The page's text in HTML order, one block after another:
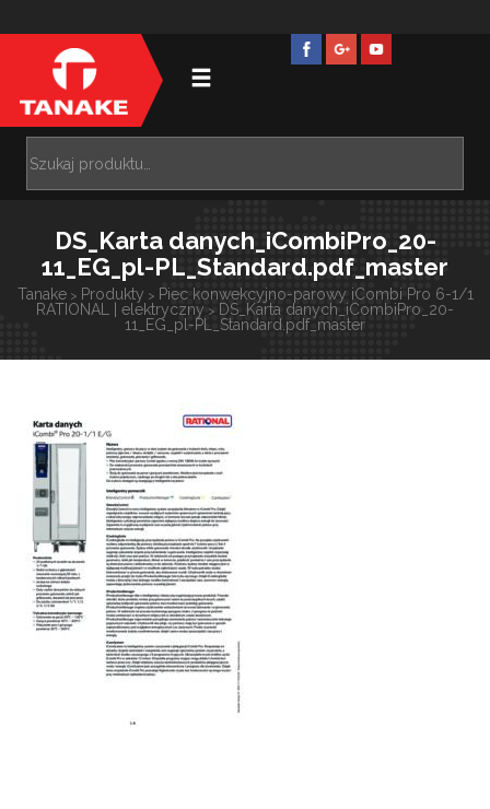
DS_Karta danych_iCombiPro_20-
11_EG_pl-PL_Standard.pdf_master
Tanake> Produkty > Piec konwekcyjno-parowy iCombi Pro 6-1/1
RATIONAL | elektryczny > DS_Karta danych_iCombiPro_20-
11_EG_pl-PL_Standard.pdf_master